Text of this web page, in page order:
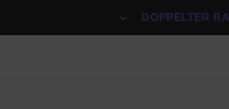
DOPPELTER